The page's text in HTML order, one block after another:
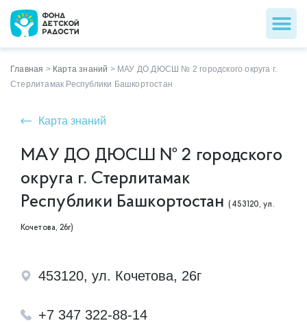
Главная > Карта знаний > МАУ ДО ДЮСШ № 2 городского округа г.
Стерлитамак Республики Башкортостан
Карта знаний
МАУ ДО ДЮСШ № 2 городского
округа г. Стерлитамак
Республики Башкортостан(453120, ул.
Кочетова, 26г)
453120, ул. Кочетова, 26г
+7 347 322-88-14